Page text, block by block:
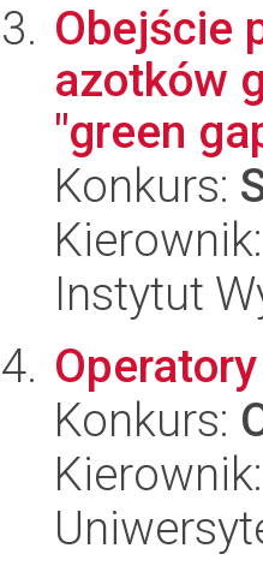
Obejście
azotków
"green
Konkurs:
Instytut
Konkurs: